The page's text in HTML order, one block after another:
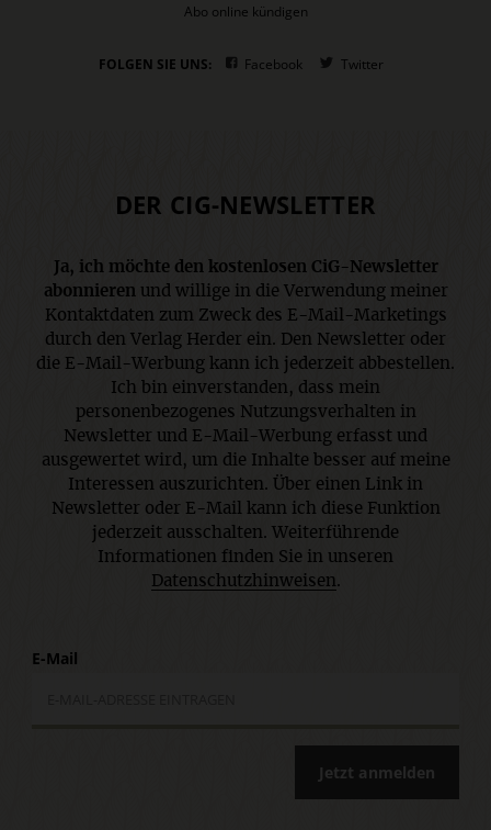
Abo online kündigen
FOLGEN SIE UNS: Facebook Twitter
DER CIG-NEWSLETTER
Ja, ich möchte den kostenlosen CiG-Newsletter
abonnierenund willige in die Verwendung meiner
Kontaktdaten zum Zweck des E-Mail-Marketings
durch den Verlag Herder ein. Den Newsletter oder
die E-Mail-Werbung kann ich jederzeit abbestellen.
Ich bin einverstanden, dass mein
personenbezogenes Nutzungsverhalten in
Newsletter und E-Mail-Werbung erfasst und
ausgewertet wird, um die Inhalte besser auf meine
Interessen auszurichten. Über einen Link in
Newsletter oder E-Mail kann ich diese Funktion
jederzeit ausschalten. Weiterführende
Informationen finden Sie in unseren
Datenschutzhinweisen.
E-Mail
Jetzt anmelden